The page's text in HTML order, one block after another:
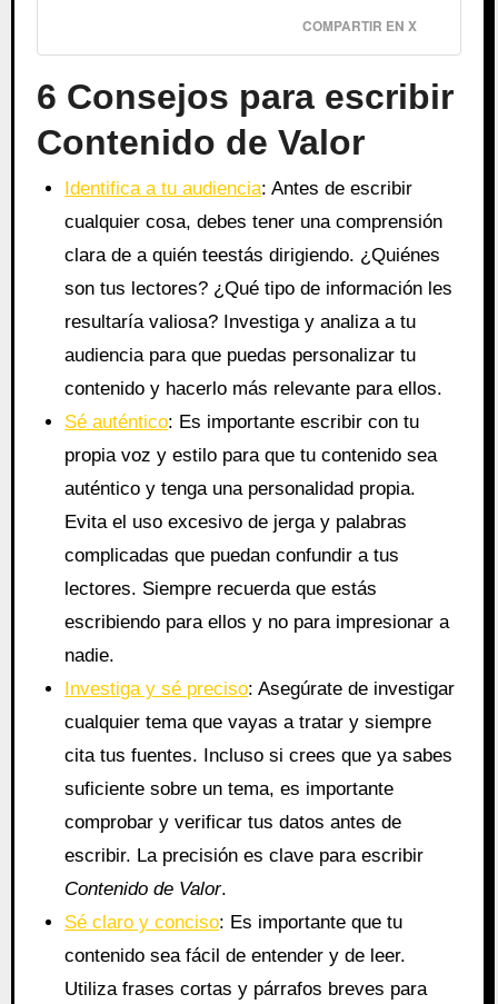
COMPARTIR EN X
6 Consejos para escribir
Contenido de Valor
Identifica a tu audiencia: Antes de escribir
cualquier cosa, debes tener una comprensión
clara de a quién teestás dirigiendo. ¿Quiénes
son tus lectores? ¿Qué tipo de información les
resultaría valiosa? Investiga y analiza a tu
audiencia para que puedas personalizar tu
contenido y hacerlo más relevante para ellos.
Sé auténtico: Es importante escribir con tu
propia voz y estilo para que tu contenido sea
auténtico y tenga una personalidad propia.
Evita el uso excesivo de jerga y palabras
complicadas que puedan confundir a tus
lectores. Siempre recuerda que estás
escribiendo para ellos y no para impresionar a
nadie.
Investiga y sé preciso: Asegúrate de investigar
cualquier tema que vayas a tratar y siempre
cita tus fuentes. Incluso si crees que ya sabes
suficiente sobre un tema, es importante
comprobar y verificar tus datos antes de
escribir. La precisión es clave para escribir
Contenido de Valor.
Sé claro y conciso: Es importante que tu
contenido sea fácil de entender y de leer.
Utiliza frases cortas y párrafos breves para